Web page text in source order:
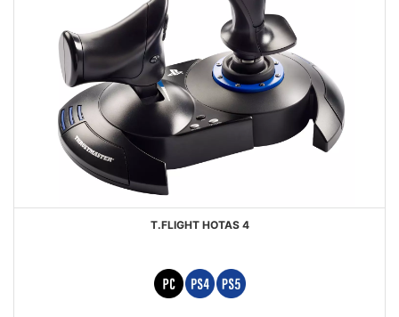
T.FLIGHT HOTAS 4